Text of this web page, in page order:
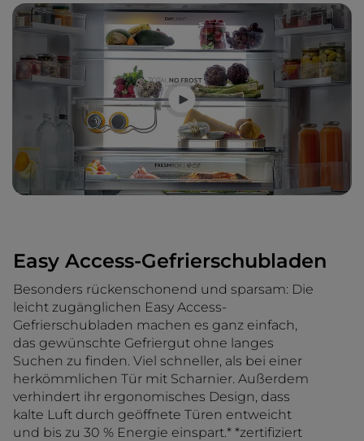
Easy Access-Gefrierschubladen
Besonders rückenschonend und sparsam: Die
leicht zugänglichen Easy Access-
Gefrierschubladen machen es ganz einfach,
das gewünschte Gefriergut ohne langes
Suchen zu finden. Viel schneller, als bei einer
herkömmlichen Tür mit Scharnier. Außerdem
verhindert ihr ergonomisches Design, dass
kalte Luft durch geöffnete Türen entweicht
und bis zu 30 % Energie einspart.* *zertifiziert